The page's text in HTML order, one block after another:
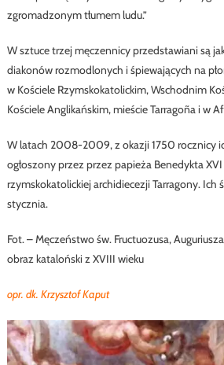
zgromadzonym tłumem ludu.”
W sztuce trzej męczennicy przedstawiani są
diakonów rozmodlonych i śpiewających na
w Kościele Rzymskokatolickim, Wschodnim
Kościele Anglikańskim, mieście Tarragoña i w
W latach 2008-2009, z okazji 1750 rocznicy
ogłoszony przez przez papieża Benedykta XVI
rzymskokatolickiej archidiecezji Tarragony. Ich
stycznia.
Fot. – Męczeństwo św. Fructuozusa,
obraz kataloński z XVIII wieku
opr. dk. Krzysztof Kaput